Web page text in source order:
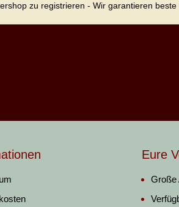
zu registrieren - Wir garantieren
Eure
Große